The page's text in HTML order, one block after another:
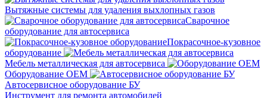
Вытяжные системы для удаления выхлопных газов
Сварочное
оборудование для автосервиса
Покрасочное-кузовное
оборудование
Мебель металлическая для автосервиса
Оборудование OEM
Автосервисное оборудование БУ
Инструмент для ремонта автомобилей